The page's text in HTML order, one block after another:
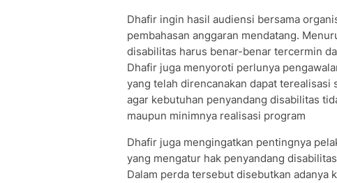
Dhafir ingin hasil audiensi bersama
pembahasan anggaran mendatang.
disabilitas harus benar-benar tercermin
Dhafir juga menyoroti perlunya
yang telah direncanakan dapat
agar kebutuhan penyandang disabilitas
maupun minimnya realisasi program
Dhafir juga mengingatkan pentingnya
yang mengatur hak penyandang
Dalam perda tersebut disebutkan adanya